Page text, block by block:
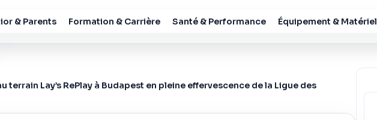
& Parents Formation & Carrière Santé & Performance Équipement & Matériel
terrain Lay’s RePlay à Budapest en pleine effervescence de la Ligue des